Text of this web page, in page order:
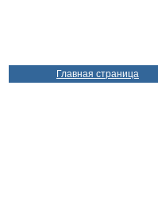
Главная страница